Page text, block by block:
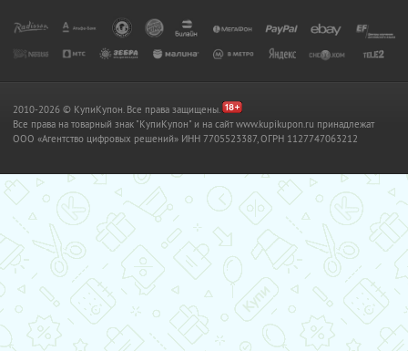
2010-2026 © КупиКупон. Все права защищены.
Все права на товарный знак "КупиКупон" и на сайт www.kupikupon.ru принадлежат
OOO «Агентство цифровых решений» ИНН 7705523387, ОГРН 1127747063212